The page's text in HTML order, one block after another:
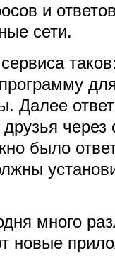
и
сети.
Далее
друзья
было
много
новые